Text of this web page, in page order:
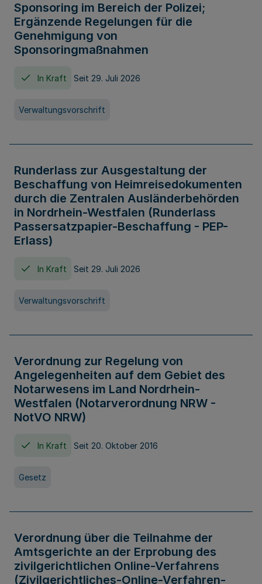
Sponsoring im Bereich der Polizei;
Ergänzende Regelungen für die
Genehmigung von
Sponsoringmaßnahmen
In Kraft Seit 29. Juli 2026
Verwaltungsvorschrift
Runderlass zur Ausgestaltung der
Beschaffung von Heimreisedokumenten
durch die Zentralen Ausländerbehörden
in Nordrhein-Westfalen (Runderlass
Passersatzpapier-Beschaffung - PEP-
Erlass)
In Kraft Seit 29. Juli 2026
Verwaltungsvorschrift
Verordnung zur Regelung von
Angelegenheiten auf dem Gebiet des
Notarwesens im Land Nordrhein-
Westfalen (Notarverordnung NRW -
NotVO NRW)
In Kraft Seit 20. Oktober 2016
Gesetz
Verordnung über die Teilnahme der
Amtsgerichte an der Erprobung des
zivilgerichtlichen Online-Verfahrens
(Zivilgerichtliches-Online-Verfahren-